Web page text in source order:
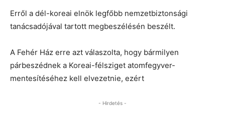
Erről a dél-koreai elnök legfőbb nemzetbiztonsági
tanácsadójával tartott megbeszélésén beszélt.
A Fehér Ház erre azt válaszolta, hogy bármilyen
párbeszédnek a Koreai-félsziget atomfegyver-
mentesítéséhez kell elvezetnie, ezért
- Hirdetés -